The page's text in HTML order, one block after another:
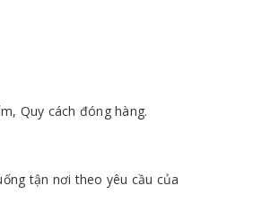
Quy cách đóng hàng.
tận nơi theo yêu cầu của